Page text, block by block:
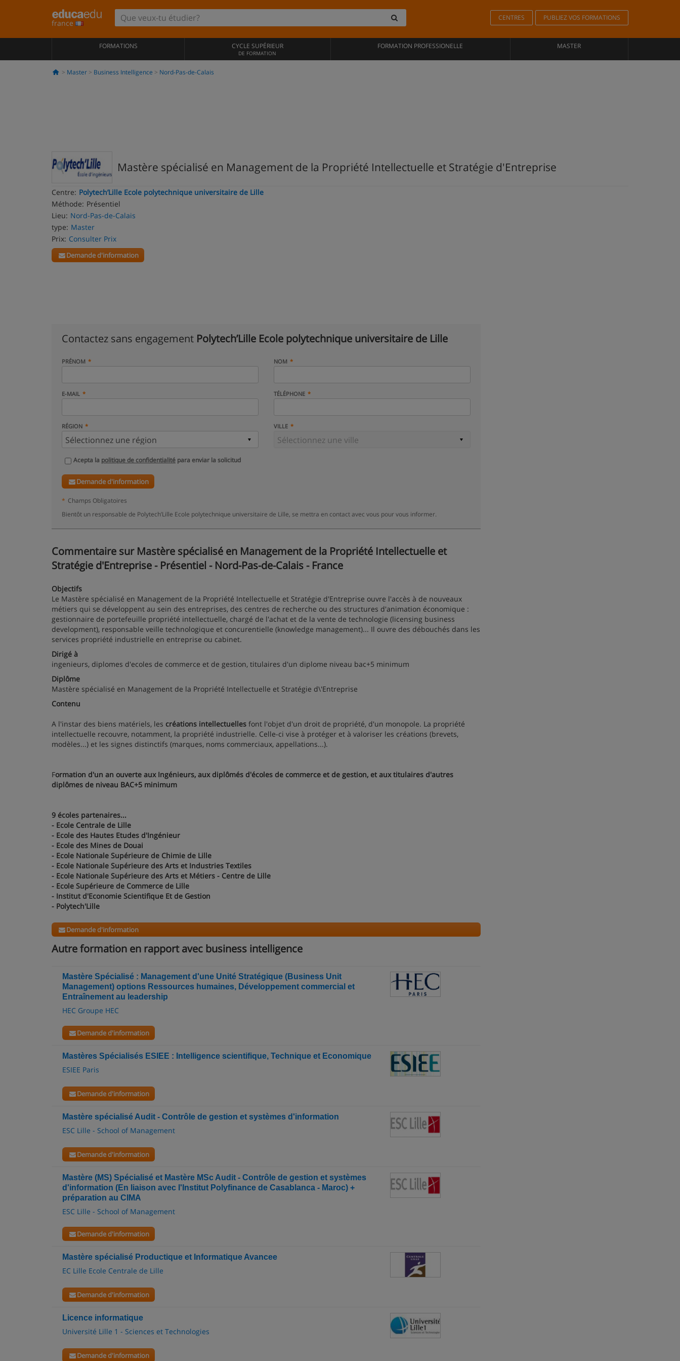
france
CENTRES PUBLIEZ VOS FORMATIONS
FORMATIONS CYCLE SUPÉRIEUR
DE FORMATION
FORMATION PROFESSIONELLE MASTER
Master Business Intelligence Nord-Pas-de-Calais
Mastère spécialisé en Management de la Propriété Intellectuelle et Stratégie d'Entreprise
Centre: Polytech’Lille Ecole polytechnique universitaire de Lille
Méthode: Présentiel
Lieu: Nord-Pas-de-Calais
type: Master
Prix: Consulter Prix
Demande d'information
Contactez sans engagement Polytech’Lille Ecole polytechnique universitaire de Lille
PRÉNOM NOM
E-MAIL TÉLÉPHONE
RÉGION VILLE
Acepta la politique de confidentialité para enviar la solicitud
Demande d'information
* Champs Obligatoires
Bientôt un responsable de Polytech’Lille Ecole polytechnique universitaire de Lille, se mettra en contact avec vous pour vous informer.
Commentaire sur Mastère spécialisé en Management de la Propriété Intellectuelle et
Stratégie d'Entreprise - Présentiel - Nord-Pas-de-Calais - France
Objectifs
Le Mastère spécialisé en Management de la Propriété Intellectuelle et Stratégie d'Entreprise ouvre l'accès à de nouveaux
métiers qui se développent au sein des entreprises, des centres de recherche ou des structures d'animation économique :
gestionnaire de portefeuille propriété intellectuelle, chargé de l'achat et de la vente de technologie (licensing business
development), responsable veille technologique et concurentielle (knowledge management)... Il ouvre des débouchés dans les
services propriété industrielle en entreprise ou cabinet.
Dirigé à
ingenieurs, diplomes d'ecoles de commerce et de gestion, titulaires d'un diplome niveau bac+5 minimum
Diplôme
Mastère spécialisé en Management de la Propriété Intellectuelle et Stratégie d\'Entreprise
Contenu
A l'instar des biens matériels, les créations intellectuelles font l'objet d'un droit de propriété, d'un monopole. La propriété
intellectuelle recouvre, notamment, la propriété industrielle. Celle-ci vise à protéger et à valoriser les créations (brevets,
modèles...) et les signes distinctifs (marques, noms commerciaux, appellations...).
Formation d'un an ouverte aux Ingénieurs, aux diplômés d'écoles de commerce et de gestion, et aux titulaires d'autres
diplômes de niveau BAC+5 minimum
9 écoles partenaires...
- Ecole Centrale de Lille
- Ecole des Hautes Etudes d'Ingénieur
- Ecole des Mines de Douai
- Ecole Nationale Supérieure de Chimie de Lille
- Ecole Nationale Supérieure des Arts et Industries Textiles
- Ecole Nationale Supérieure des Arts et Métiers - Centre de Lille
- Ecole Supérieure de Commerce de Lille
- Institut d'Economie Scientifique Et de Gestion
- Polytech'Lille
Demande d'information
Autre formation en rapport avec business intelligence
Mastère Spécialisé : Management d'une Unité Stratégique (Business Unit
Management) options Ressources humaines, Développement commercial et
Entraînement au leadership
HEC Groupe HEC
Demande d'information
Mastères Spécialisés ESIEE : Intelligence scientifique, Technique et Economique
ESIEE Paris
Demande d'information
Mastère spécialisé Audit - Contrôle de gestion et systèmes d'information
ESC Lille - School of Management
Demande d'information
Mastère (MS) Spécialisé et Mastère MSc Audit - Contrôle de gestion et systèmes
d'information (En liaison avec l'Institut Polyfinance de Casablanca - Maroc) +
préparation au CIMA
ESC Lille - School of Management
Demande d'information
Mastère spécialisé Productique et Informatique Avancee
EC Lille Ecole Centrale de Lille
Demande d'information
Licence informatique
Université Lille 1 - Sciences et Technologies
Demande d'information